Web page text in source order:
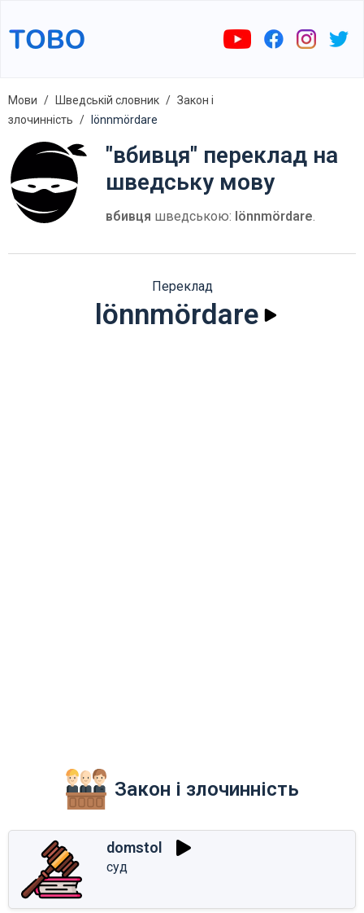
Мови Шведській словник
Закон і
злочинність
lönnmördare
"вбивця" переклад на
шведську мову
вбивця шведською: lönnmördare.
Переклад
lönnmördare
Закон і злочинність
domstol
суд